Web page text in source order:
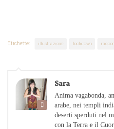
Etichette: illustrazione lockdown
Sara
Anima vagabonda,
arabe, nei templi
deserti sperduti nel
con la Terra e il